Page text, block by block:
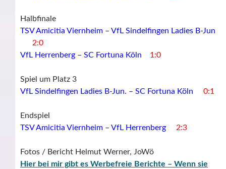
Halbfinale
TSV Amicitia Viernheim – VfL Sindelfingen Ladies B-Jun
2:0
VfL Herrenberg – SC Fortuna Köln
1:0
Spiel um Platz 3
VfL Sindelfingen Ladies B-Jun. – SC Fortuna Köln
0:1
Endspiel
TSV Amicitia Viernheim – VfL Herrenberg
2:3
Fotos / Bericht Helmut Werner, JoWö
Hier bei mir gibt es Werbefreie Berichte – Wenn sie